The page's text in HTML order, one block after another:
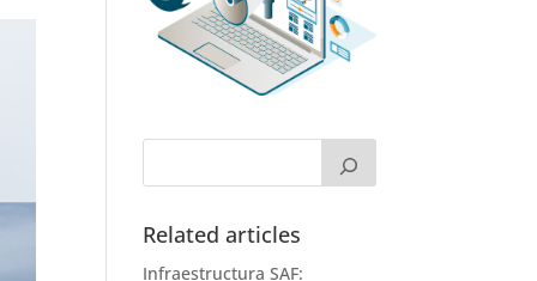
Related articles
Infraestructura SAF: